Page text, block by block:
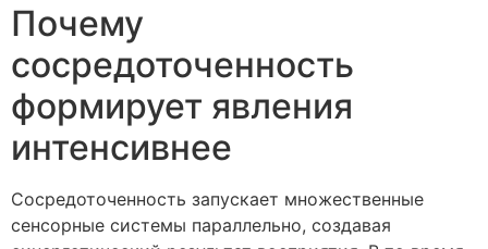
Почему
сосредоточенность
формирует явления
интенсивнее
Сосредоточенность запускает множественные
сенсорные системы параллельно, создавая